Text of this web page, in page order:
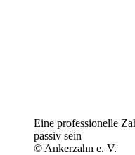
Eine professionelle
passiv sein
© Ankerzahn e. V.